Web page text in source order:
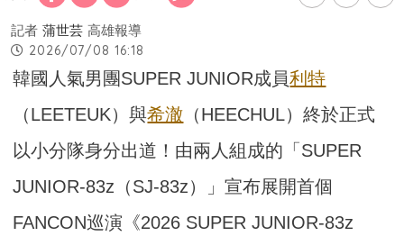
記者 蒲世芸 高雄報導
2026/07/08 16:18
韓國人氣男團SUPER JUNIOR成員利特
（LEETEUK）與希澈 （HEECHUL）終於正式
以小分隊身分出道！由兩人組成的「SUPER
JUNIOR-83z（SJ-83z）」宣布展開首個
FANCON巡演《2026 SUPER JUNIOR-83z